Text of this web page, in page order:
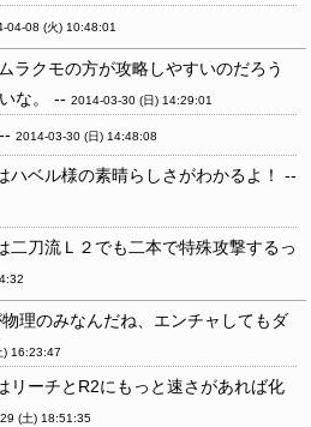
04-08 (火) 10:48:01
ラクモの方が攻略しやすいのだろう
な。 -- 2014-03-30 (日) 14:29:01
2014-03-30 (日) 14:48:08
ハベル様の素晴らしさがわかるよ！ --
二刀流Ｌ２でも二本で特殊攻撃するっ
理のみなんだね、エンチャしてもダ
) 16:23:47
リーチとR2にもっと速さがあれば化
(土) 18:51:35